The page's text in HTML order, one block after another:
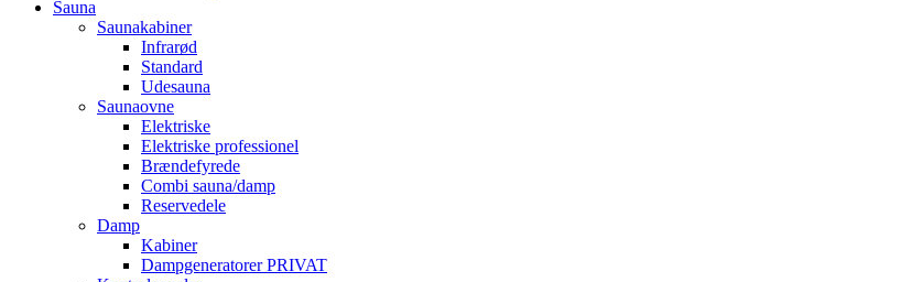
Sauna
Saunakabiner
Infrarød
Standard
Udesauna
Saunaovne
Elektriske
Elektriske professionel
Brændefyrede
Combi sauna/damp
Reservedele
Damp
Kabiner
Dampgeneratorer PRIVAT